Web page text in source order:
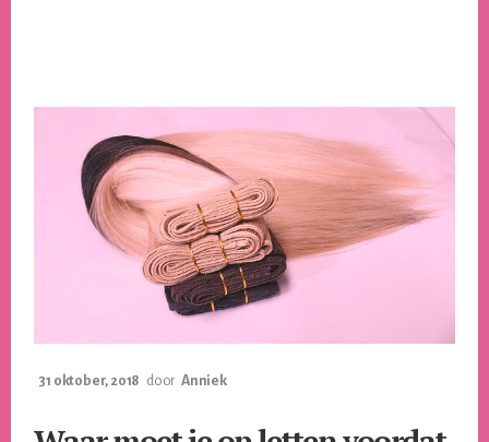
31 oktober, 2018 door Anniek